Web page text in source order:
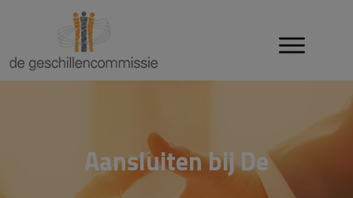
Aansluiten bij De